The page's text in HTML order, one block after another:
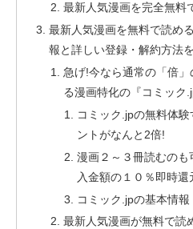
最新人気漫画を完全無料
最新人気漫画を無料で読め
報と詳しい登録・解約方法
急げ!今なら通常の「倍」
る漫画特化の『コミック
コミック.jpの無料体
ントがなんと2倍!
漫画２～３冊読むの
入金額の１０％即時還
コミック.jpの基本情報
最新人気漫画が無料で読